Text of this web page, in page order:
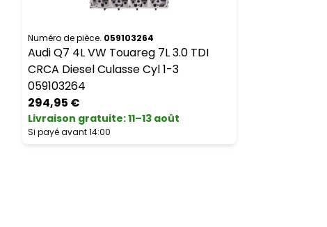
Numéro de pièce. 059103264
Audi Q7 4L VW Touareg 7L 3.0 TDI
CRCA Diesel Culasse Cyl 1-3
059103264
294,95 €
Livraison gratuite:11–13 août
Si payé avant 14:00